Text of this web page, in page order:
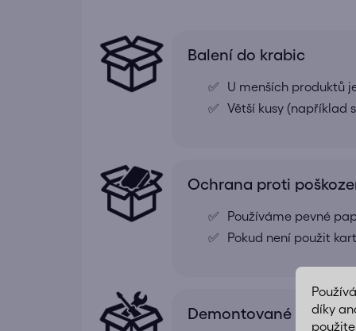
díky
Balení do krabic
U menších produktů
Větší kusy (například
Ochrana proti
Používáme pevné
Pokud není použit
Demontované pro